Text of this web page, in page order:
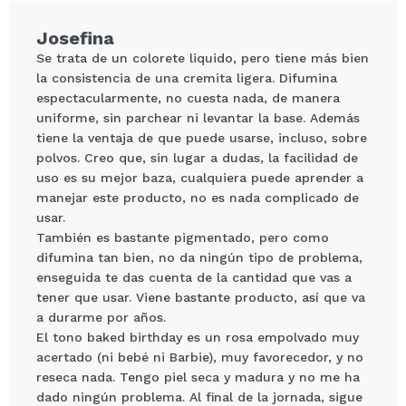
Compartir un vídeo o una foto
¿Recomendarías su compra? Si No
5/5
ENVIAR
Josefina
Se trata de un colorete liquido, pero tiene más bien
la consistencia de una cremita ligera. Difumina
espectacularmente, no cuesta nada, de manera
uniforme, sin parchear ni levantar la base. Además
tiene la ventaja de que puede usarse, incluso, sobre
polvos. Creo que, sin lugar a dudas, la facilidad de
uso es su mejor baza, cualquiera puede aprender a
manejar este producto, no es nada complicado de
usar.
También es bastante pigmentado, pero como
difumina tan bien, no da ningún tipo de problema,
enseguida te das cuenta de la cantidad que vas a
tener que usar. Viene bastante producto, así que va
a durarme por años.
El tono baked birthday es un rosa empolvado muy
acertado (ni bebé ni Barbie), muy favorecedor, y no
reseca nada. Tengo piel seca y madura y no me ha
dado ningún problema. Al final de la jornada, sigue